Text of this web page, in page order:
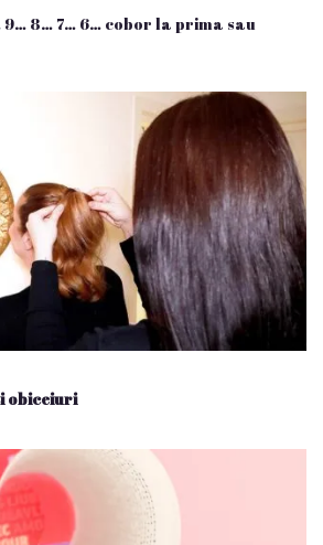
9… 8… 7… 6… cobor la prima sau
obiceiuri